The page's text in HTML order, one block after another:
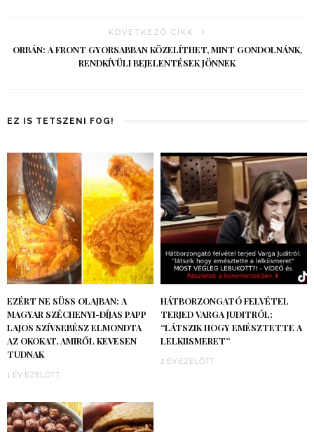
KÖVETKEZŐ CIKK
ORBÁN: A FRONT GYORSABBAN KÖZELÍTHET, MINT GONDOLNÁNK,
RENDKÍVÜLI BEJELENTÉSEK JÖNNEK
EZ IS TETSZENI FOG!
EZÉRT NE SÜSS OLAJBAN: A
MAGYAR SZÉCHENYI-DÍJAS PAPP
LAJOS SZÍVSEBÉSZ ELMONDTA
AZ OKOKAT, AMIRŐL KEVESEN
TUDNAK
1 ÉV EZELŐTT
HÁTBORZONGATÓ FELVÉTEL
TERJED VARGA JUDITRÓL:
“LÁTSZIK HOGY EMÉSZTETTE A
LELKIISMERET”
2 ÉV EZELŐTT